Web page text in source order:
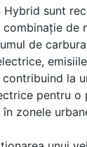
Hybrid sunt
de
la
pentru
zonele